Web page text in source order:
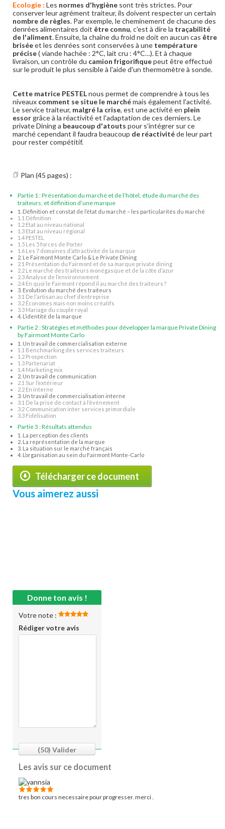
Ecologie : Les normes d'hygiène sont très strictes. Pour
conserver leur agrément traiteur, ils doivent respecter un certain
nombre de règles. Par exemple, le cheminement de chacune des
denrées alimentaires doit être connu, c'est à dire la traçabilité
de l'aliment. Ensuite, la chaîne du froid ne doit en aucun cas être
briséeet les denrées sont conservées à une température
précise( viande hachée : 2°C, lait cru : 4°C…). Et à chaque
livraison, un contrôle du camion frigorifiquepeut être effectué
sur le produit le plus sensible à l'aide d'un thermomètre à sonde.
Cette matrice PESTELnous permet de comprendre à tous les
niveaux comment se situe le marchémais également l'activité.
Le service traiteur, malgré la crise, est une activité en plein
essor grâce à la réactivité et l'adaptation de ces derniers. Le
private Dining a beaucoup d'atouts pour s'intégrer sur ce
marché cependant il faudra beaucoup de réactivitéde leur part
pour rester compétitif.
Plan (45 pages) :
Partie 1 : Présentation du marché et de l’hôtel, étude du marché des
traiteurs, et définition d’une marque
1. Définition et constat de l’état du marché – les particularités du marché
1.1 Définition
1.2 Etat au niveau national
1.3 Etat au niveau régional
1.4 PESTEL
1.5 Les 5 forces de Porter
1.6 Les 7 domaines d’attractivité de la marque
2. Le Fairmont Monte Carlo & Le Private Dining
2.1 Présentation du Fairmont et de sa marque private dining
2.2 Le marché des traiteurs monégasque et de la côte d’azur
2.3 Analyse de l’environnement
2.4 En quoi le Fairmont répond il au marché des traiteurs ?
3. Evolution du marché des traiteurs
3.1 De l’artisan au chef d’entreprise
3.2 Économes mais non moins créatifs
3.3 Mariage du couple royal
4. L’identité de la marque
Partie 2 : Stratégies et méthodes pour développer la marque Private Dining
by Fairmont Monte Carlo
1. Un travail de commercialisation externe
1.1 Benchmarking des services traiteurs
1.2 Prospection
1.3 Partenariat
1.4 Marketing mix
2. Un travail de communication
2.1 Sur l’extérieur
2.2 En interne
3. Un travail de commercialisation interne
3.1 De la prise de contact à l’événement
3.2 Communication inter services primordiale
3.3 Fidélisation
Partie 3 : Résultats attendus
1. La perception des clients
2. La représentation de la marque
3. La situation sur le marché français
4. L’organisation au sein du Fairmont Monte-Carlo
Télécharger ce document
Vous aimerez aussi
Donne ton avis !
Votre note :
Rédiger votre avis
(50) Valider
Les avis sur ce document
tres bon cours necessaire pour progresser. merci .